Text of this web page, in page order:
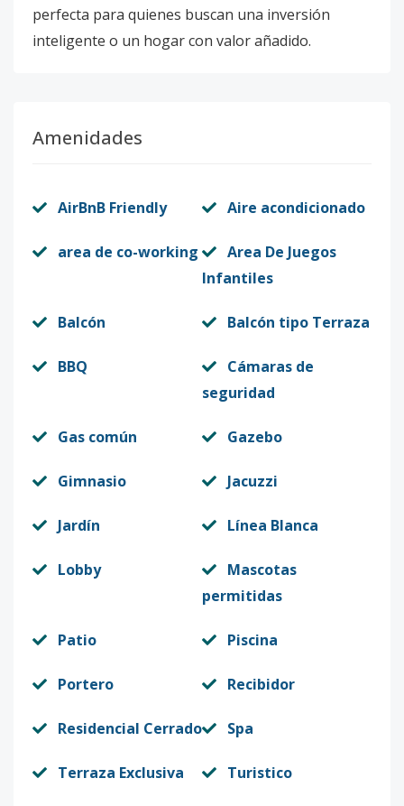
perfecta para quienes buscan una inversión
inteligente o un hogar con valor añadido.
Amenidades
AirBnB Friendly Aire acondicionado
area de co-working
Area De Juegos
Infantiles
Balcón Balcón tipo Terraza
BBQ
Cámaras de
seguridad
Gas común Gazebo
Gimnasio Jacuzzi
Jardín Línea Blanca
Lobby
Mascotas
permitidas
Patio Piscina
Portero Recibidor
Residencial Cerrado Spa
Terraza Exclusiva Turistico